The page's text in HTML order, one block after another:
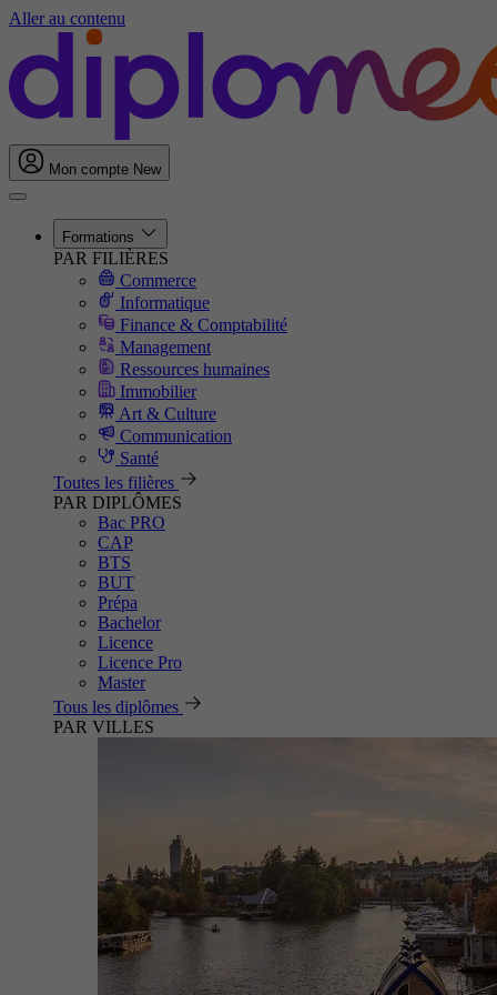
Aller au contenu
Mon compte New
Formations
PAR FILIÈRES
Commerce
Informatique
Finance & Comptabilité
Management
Ressources humaines
Immobilier
Art & Culture
Communication
Santé
Toutes les filières
PAR DIPLÔMES
Bac PRO
CAP
BTS
BUT
Prépa
Bachelor
Licence
Licence Pro
Master
Tous les diplômes
PAR VILLES